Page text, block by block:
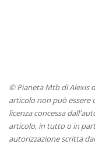
© Pianeta Mtb di Alexis
articolo non può essere
licenza concessa
articolo, in tutto o in
autorizzazione scritta